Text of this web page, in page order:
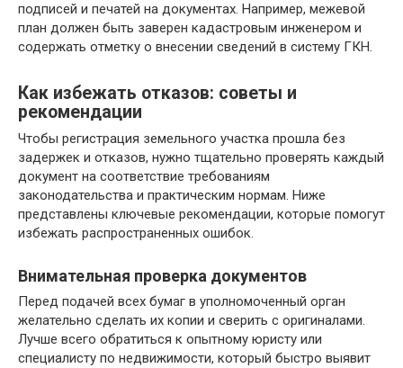
подписей и печатей на документах. Например, межевой
план должен быть заверен кадастровым инженером и
содержать отметку о внесении сведений в систему ГКН.
Как избежать отказов: советы и
рекомендации
Чтобы регистрация земельного участка прошла без
задержек и отказов, нужно тщательно проверять каждый
документ на соответствие требованиям
законодательства и практическим нормам. Ниже
представлены ключевые рекомендации, которые помогут
избежать распространенных ошибок.
Внимательная проверка документов
Перед подачей всех бумаг в уполномоченный орган
желательно сделать их копии и сверить с оригиналами.
Лучше всего обратиться к опытному юристу или
специалисту по недвижимости, который быстро выявит